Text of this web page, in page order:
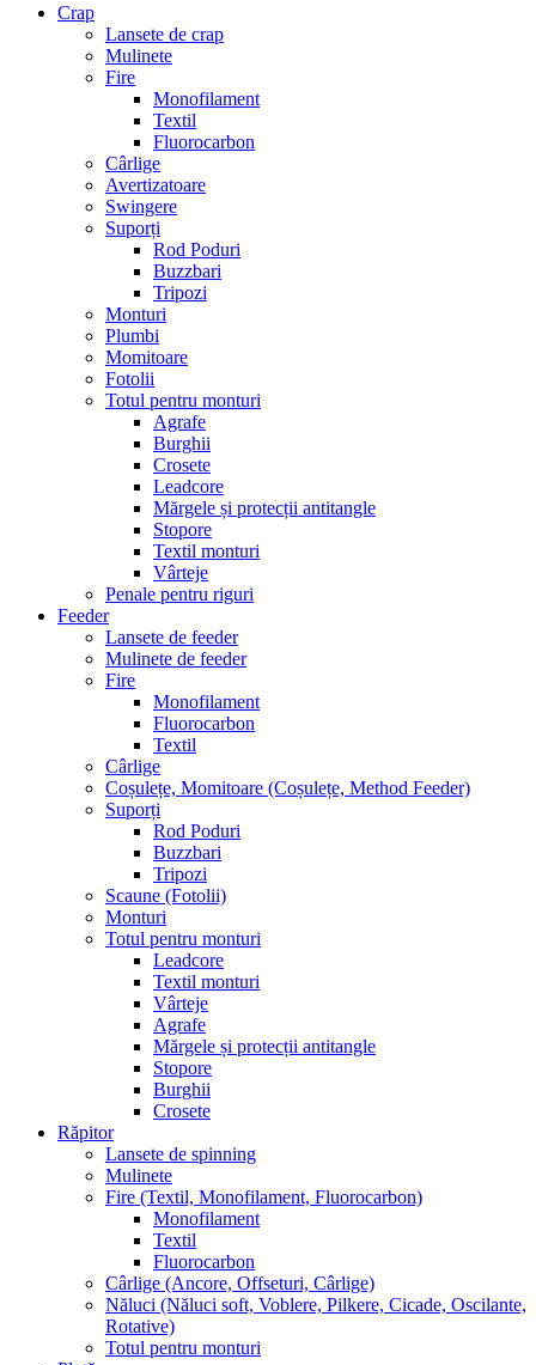
Crap
Lansete de crap
Mulinete
Fire
Monofilament
Textil
Fluorocarbon
Cârlige
Avertizatoare
Swingere
Suporți
Rod Poduri
Buzzbari
Tripozi
Monturi
Plumbi
Momitoare
Fotolii
Totul pentru monturi
Agrafe
Burghii
Crosete
Leadcore
Mărgele și protecții antitangle
Stopore
Textil monturi
Vârteje
Penale pentru riguri
Feeder
Lansete de feeder
Mulinete de feeder
Fire
Monofilament
Fluorocarbon
Textil
Cârlige
Coșulețe, Momitoare (Coșulețe, Method Feeder)
Suporți
Rod Poduri
Buzzbari
Tripozi
Scaune (Fotolii)
Monturi
Totul pentru monturi
Leadcore
Textil monturi
Vârteje
Agrafe
Mărgele și protecții antitangle
Stopore
Burghii
Crosete
Răpitor
Lansete de spinning
Mulinete
Fire (Textil, Monofilament, Fluorocarbon)
Monofilament
Textil
Fluorocarbon
Cârlige (Ancore, Offseturi, Cârlige)
Năluci (Năluci soft, Voblere, Pilkere, Cicade, Oscilante,
Rotative)
Totul pentru monturi